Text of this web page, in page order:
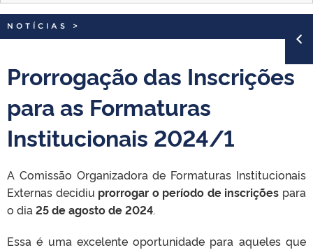
INTERNACIONAL
NOTÍCIAS >
Prorrogação das Inscrições
para as Formaturas
Institucionais 2024/1
A Comissão Organizadora de Formaturas Institucionais
Externas decidiu prorrogar o período de inscrições para
o dia 25 de agosto de 2024.
Essa é uma excelente oportunidade para aqueles que